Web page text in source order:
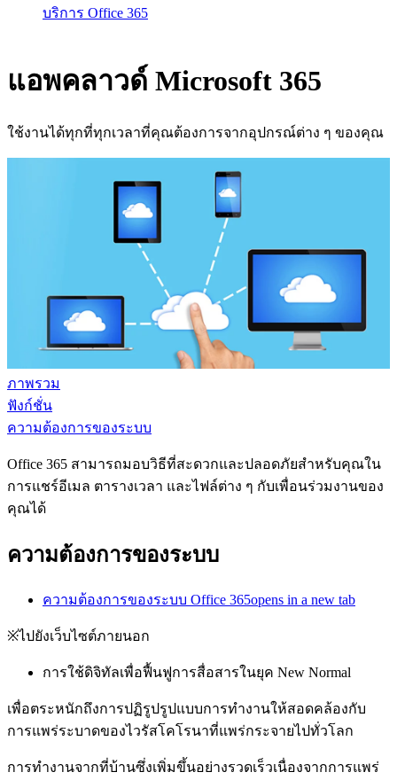
บริการ Office 365
แอพคลาวด์ Microsoft 365
ใช้งานได้ทุกที่ทุกเวลาที่คุณต้องการจากอุปกรณ์ต่าง ๆ ของคุณ
ภาพรวม
ฟังก์ชั่น
ความต้องการของระบบ
Office 365 สามารถมอบวิธีที่สะดวกและปลอดภัยสำหรับคุณใน
การแชร์อีเมล ตารางเวลา และไฟล์ต่าง ๆ กับเพื่อนร่วมงานของ
คุณได้
ความต้องการของระบบ
ความต้องการของระบบ Office 365opens in a new tab
※ไปยังเว็บไซต์ภายนอก
การใช้ดิจิทัลเพื่อฟื้นฟูการสื่อสารในยุค New Normal
เพื่อตระหนักถึงการปฏิรูปรูปแบบการทำงานให้สอดคล้องกับ
การแพร่ระบาดของไวรัสโคโรนาที่แพร่กระจายไปทั่วโลก
การทำงานจากที่บ้านซึ่งเพิ่มขึ้นอย่างรวดเร็วเนื่องจากการแพร่